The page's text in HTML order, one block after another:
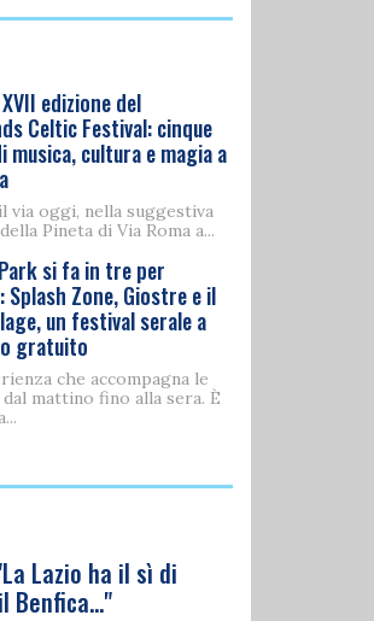
edizione del
Celtic Festival: cinque
musica, cultura e magia a
via oggi, nella suggestiva
Pineta di Via Roma a...
si fa in tre per
Splash Zone, Giostre e il
un festival serale a
gratuito
che accompagna le
mattino fino alla sera. È
Lazio ha il sì di
Benfica…"